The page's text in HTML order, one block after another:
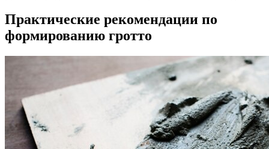
Практические рекомендации по
формированию гротто